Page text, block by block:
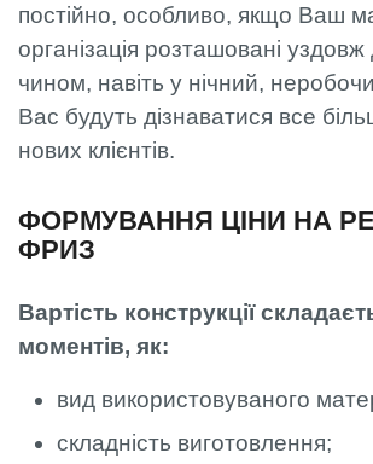
постійно, особливо, якщо Ваш
організація розташовані
чином, навіть у нічний,
Вас будуть дізнаватися все
нових клієнтів.
ФОРМУВАННЯ ЦІНИ НА
ФРИЗ
Вартість конструкції
моментів, як:
вид використовуваного
складність виготовлення;